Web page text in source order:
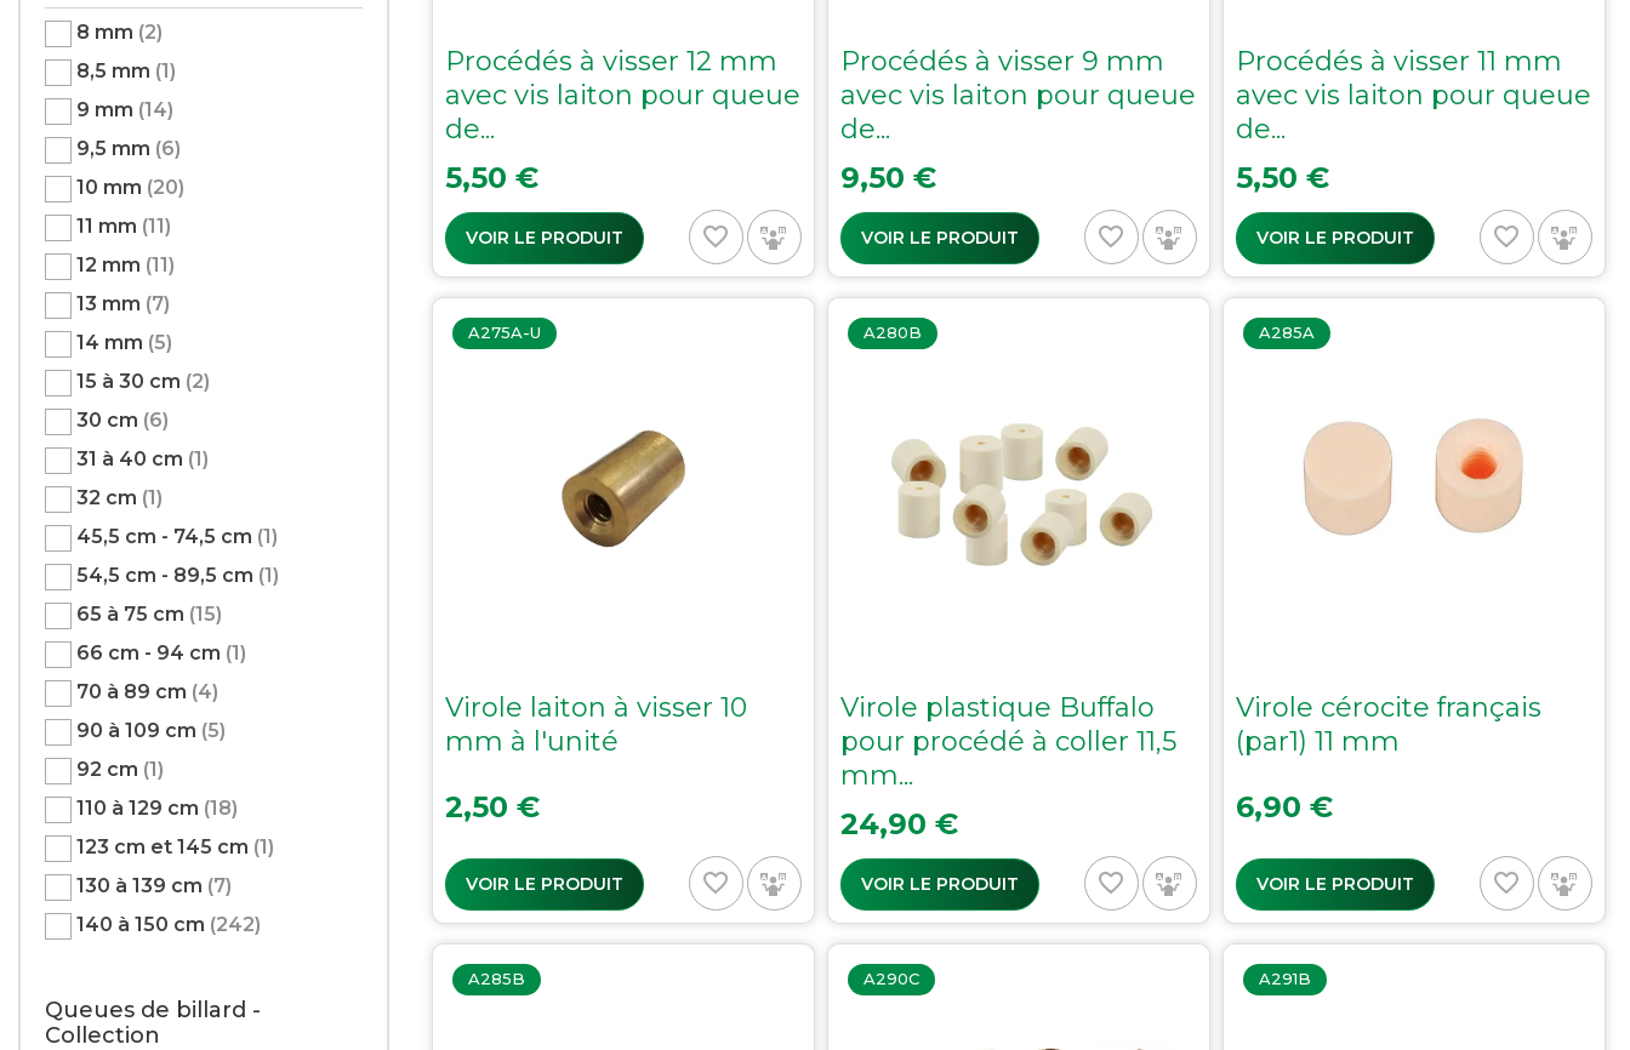
8 mm (2)
8,5 mm (1)
9 mm (14)
9,5 mm (6)
10 mm (20)
11 mm (11)
12 mm (11)
13 mm (7)
14 mm (5)
15 à 30 cm (2)
30 cm (6)
31 à 40 cm (1)
32 cm (1)
45,5 cm - 74,5 cm (1)
54,5 cm - 89,5 cm (1)
65 à 75 cm (15)
66 cm - 94 cm (1)
70 à 89 cm (4)
90 à 109 cm (5)
92 cm (1)
110 à 129 cm (18)
123 cm et 145 cm (1)
130 à 139 cm (7)
140 à 150 cm (242)
Queues de billard -
Collection
Procédés à visser 12 mm
avec vis laiton pour queue
de...
Prix
5,50 €
VOIR LE PRODUIT favorite_border
Procédés à visser 9 mm
avec vis laiton pour queue
de...
Prix
9,50 €
VOIR LE PRODUIT favorite_border
Procédés à visser 11 mm
avec vis laiton pour queue
de...
Prix
5,50 €
VOIR LE PRODUIT favorite_border
A275A-U
Virole laiton à visser 10
mm à l'unité
Prix
2,50 €
VOIR LE PRODUIT favorite_border
A280B
Virole plastique Buffalo
pour procédé à coller 11,5
mm...
Prix
24,90 €
VOIR LE PRODUIT favorite_border
A285A
Virole cérocite français
(par1) 11 mm
Prix
6,90 €
VOIR LE PRODUIT favorite_border
A285B A290C A291B